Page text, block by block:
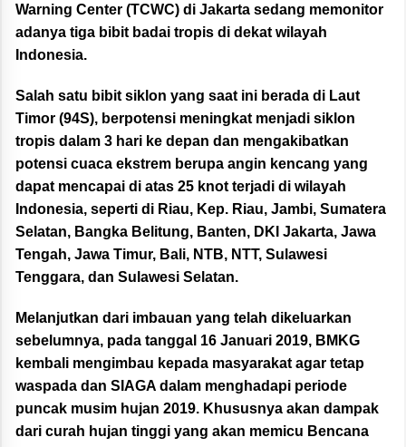
Warning Center (TCWC) di Jakarta sedang memonitor
adanya tiga bibit badai tropis di dekat wilayah
Indonesia.
Salah satu bibit siklon yang saat ini berada di Laut
Timor (94S), berpotensi meningkat menjadi siklon
tropis dalam 3 hari ke depan dan mengakibatkan
potensi cuaca ekstrem berupa angin kencang yang
dapat mencapai di atas 25 knot terjadi di wilayah
Indonesia, seperti di Riau, Kep. Riau, Jambi, Sumatera
Selatan, Bangka Belitung, Banten, DKI Jakarta, Jawa
Tengah, Jawa Timur, Bali, NTB, NTT, Sulawesi
Tenggara, dan Sulawesi Selatan.
Melanjutkan dari imbauan yang telah dikeluarkan
sebelumnya, pada tanggal 16 Januari 2019, BMKG
kembali mengimbau kepada masyarakat agar tetap
waspada dan SIAGA dalam menghadapi periode
puncak musim hujan 2019. Khususnya akan dampak
dari curah hujan tinggi yang akan memicu Bencana